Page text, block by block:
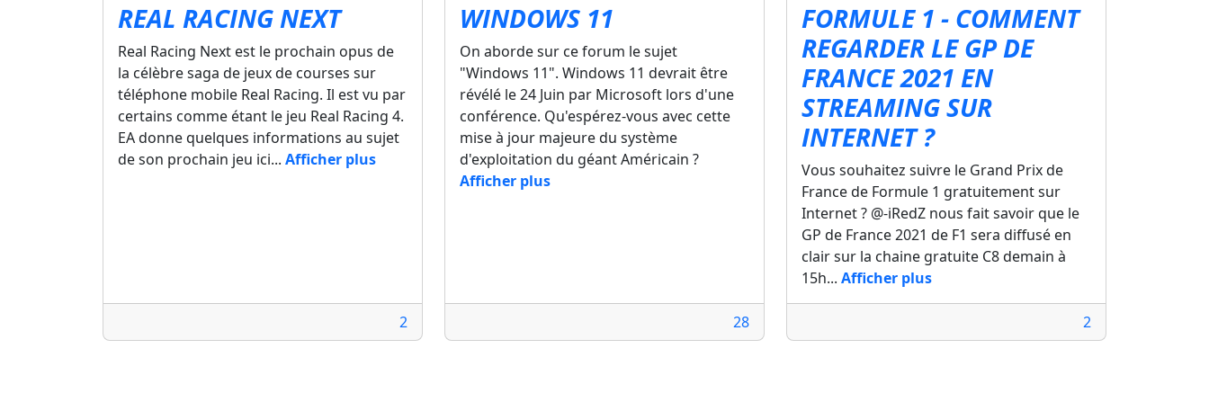
REAL RACING NEXT
Real Racing Next est le prochain opus de
la célèbre saga de jeux de courses sur
téléphone mobile Real Racing. Il est vu par
certains comme étant le jeu Real Racing 4.
EA donne quelques informations au sujet
de son prochain jeu ici... Afficher plus
2
WINDOWS 11
On aborde sur ce forum le sujet
"Windows 11". Windows 11 devrait être
révélé le 24 Juin par Microsoft lors d'une
conférence. Qu'espérez-vous avec cette
mise à jour majeure du système
d'exploitation du géant Américain ?
Afficher plus
28
FORMULE 1 - COMMENT
REGARDER LE GP DE
FRANCE 2021 EN
STREAMING SUR
INTERNET ?
Vous souhaitez suivre le Grand Prix de
France de Formule 1 gratuitement sur
Internet ? @-iRedZ nous fait savoir que le
GP de France 2021 de F1 sera diffusé en
clair sur la chaine gratuite C8 demain à
15h... Afficher plus
2